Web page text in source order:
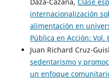
internacionalización
alimentación en
Pública en Acción: Vol.
Juan Richard Cruz-
sedentarismo y
un enfoque